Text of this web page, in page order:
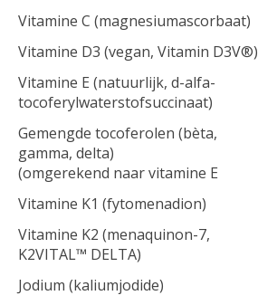
Vitamine C (magnesiumascorbaat)
Vitamine D3 (vegan, Vitamin D3V®)
Vitamine E (natuurlijk, d-alfa-
tocoferylwaterstofsuccinaat)
Gemengde tocoferolen (bèta,
gamma, delta)
(omgerekend naar vitamine E
Vitamine K1 (fytomenadion)
Vitamine K2 (menaquinon-7,
K2VITAL™ DELTA)
Jodium (kaliumjodide)